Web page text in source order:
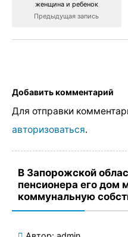
женщина и ребенок
Предыдущая запись
Добавить комментарий
Для отправки
авторизоваться.
В Запорожской
пенсионера его дом
коммунальную